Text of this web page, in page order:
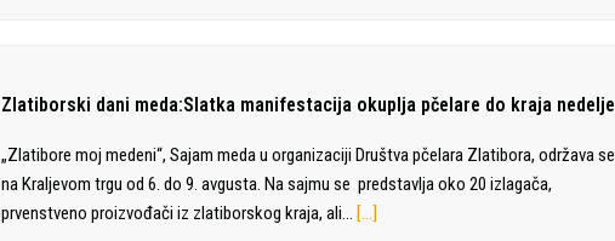
Zlatiborski dani meda:Slatka manifestacija okuplja pčelare do kraja nedelje
„Zlatibore moj medeni“, Sajam meda u organizaciji Društva pčelara Zlatibora, održava se
na Kraljevom trgu od 6. do 9. avgusta. Na sajmu se predstavlja oko 20 izlagača,
prvenstveno proizvođači iz zlatiborskog kraja, ali… […]